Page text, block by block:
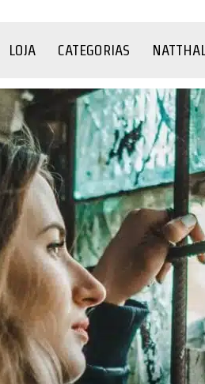
LOJA CATEGORIAS